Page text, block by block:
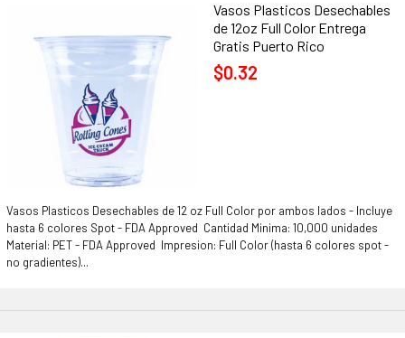
Vasos Plasticos Desechables
de 12oz Full Color Entrega
Gratis Puerto Rico
$0.32
Vasos Plasticos Desechables de 12 oz Full Color por ambos lados - Incluye
hasta 6 colores Spot - FDA Approved Cantidad Minima: 10,000 unidades
Material: PET - FDA Approved Impresion: Full Color (hasta 6 colores spot -
no gradientes)...